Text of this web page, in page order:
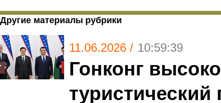
Другие материалы рубрики
11.06.2026 / 10:59:39
Гонконг
туристический